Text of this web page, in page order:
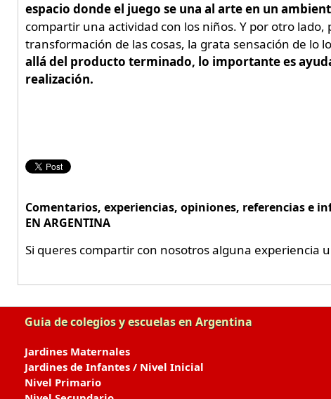
espacio donde el juego se una al arte en un
compartir una actividad con los niños. Y por otro
transformación de las cosas, la grata sensación de lo
allá del producto terminado, lo importante es
realización.
Comentarios, experiencias, opiniones, referencias e
EN ARGENTINA
Si queres compartir con nosotros alguna experiencia
Guia de colegios y escuelas en Argentina
Jardines Maternales
Jardines de Infantes / Nivel Inicial
Nivel Primario